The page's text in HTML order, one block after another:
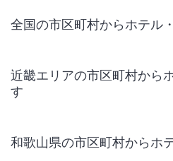
全国の市区町村からホテル
近畿エリアの市区町村から
す
和歌山県の市区町村からホ